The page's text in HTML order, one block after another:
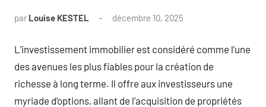
par Louise KESTEL décembre 10, 2025
L’investissement immobilier est considéré comme l’une
des avenues les plus fiables pour la création de
richesse à long terme. Il offre aux investisseurs une
myriade d’options, allant de l’acquisition de propriétés